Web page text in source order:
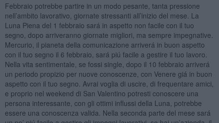
Febbraio potrebbe partire in un modo pesante, tanta pressione
nell’ambito lavorativo, giornate stressanti all’inizio del mese. La
Luna Piena del 1 febbraio sará in aspetto non facile con il tuo
segno, dopo arriveranno giornate migliori, ma sempre impegnative.
Mercurio, il pianeta della comunicazione arriverá in buon aspetto
con il tuo segno il 6 febbraio, sará piú facile a gestire il tuo lavoro.
Nella vita sentimentale, se fossi single, dopo il 10 febbraio arriverá
un periodo propizio per nuove conoscenze, con Venere giá in buon
aspetto con il tuo segno. Avrai voglia di uscire, di frequentare amici,
e proprio nel weekend di San Valentino potresti conoscere una
persona interessante, con gli ottimi influssi della Luna, potrebbe
essere una conoscenza valida. Nella seconda parte del mese sará